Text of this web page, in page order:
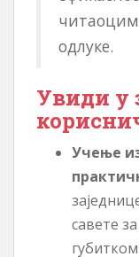
одлуке.
Увиди у
Учење
савете